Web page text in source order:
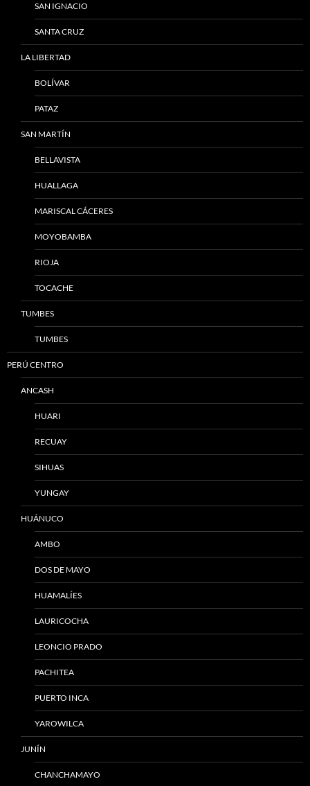
SAN IGNACIO
SANTA CRUZ
LA LIBERTAD
BOLÍVAR
PATAZ
SAN MARTÍN
BELLAVISTA
HUALLAGA
MARISCAL CÁCERES
MOYOBAMBA
RIOJA
TOCACHE
TUMBES
TUMBES
PERÚ CENTRO
ANCASH
HUARI
RECUAY
SIHUAS
YUNGAY
HUÁNUCO
AMBO
DOS DE MAYO
HUAMALÍES
LAURICOCHA
LEONCIO PRADO
PACHITEA
PUERTO INCA
YAROWILCA
JUNÍN
CHANCHAMAYO